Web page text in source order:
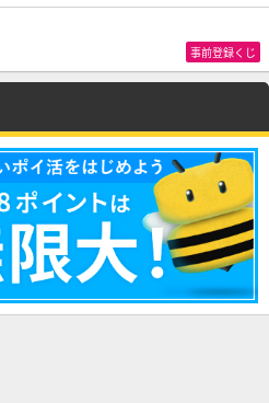
事前登録くじ